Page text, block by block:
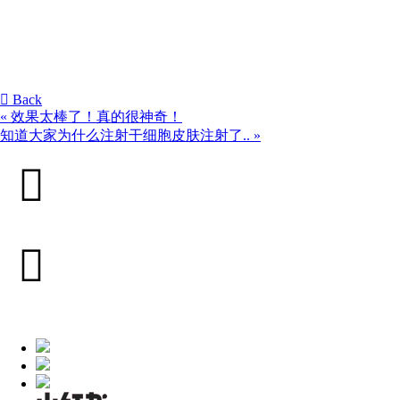
Back
« 效果太棒了！真的很神奇！
知道大家为什么注射干细胞皮肤注射了.. »